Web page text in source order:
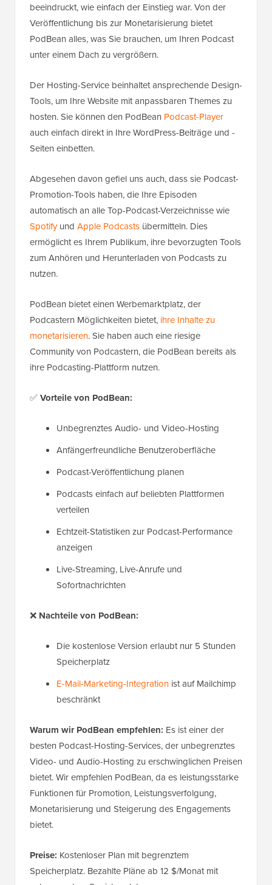
beeindruckt, wie einfach der Einstieg war. Von der
Veröffentlichung bis zur Monetarisierung bietet
PodBean alles, was Sie brauchen, um Ihren Podcast
unter einem Dach zu vergrößern.
Der Hosting-Service beinhaltet ansprechende Design-
Tools, um Ihre Website mit anpassbaren Themes zu
hosten. Sie können den PodBean Podcast-Player
auch einfach direkt in Ihre WordPress-Beiträge und -
Seiten einbetten.
Abgesehen davon gefiel uns auch, dass sie Podcast-
Promotion-Tools haben, die Ihre Episoden
automatisch an alle Top-Podcast-Verzeichnisse wie
Spotifyund Apple Podcasts übermitteln. Dies
ermöglicht es Ihrem Publikum, ihre bevorzugten Tools
zum Anhören und Herunterladen von Podcasts zu
nutzen.
PodBean bietet einen Werbemarktplatz, der
Podcastern Möglichkeiten bietet, ihre Inhalte zu
monetarisieren. Sie haben auch eine riesige
Community von Podcastern, die PodBean bereits als
ihre Podcasting-Plattform nutzen.
✅Vorteile von PodBean:
Unbegrenztes Audio- und Video-Hosting
Anfängerfreundliche Benutzeroberfläche
Podcast-Veröffentlichung planen
Podcasts einfach auf beliebten Plattformen
verteilen
Echtzeit-Statistiken zur Podcast-Performance
anzeigen
Live-Streaming, Live-Anrufe und
Sofortnachrichten
❌ Nachteile von PodBean:
Die kostenlose Version erlaubt nur 5 Stunden
Speicherplatz
E-Mail-Marketing-Integration ist auf Mailchimp
beschränkt
Warum wir PodBean empfehlen: Es ist einer der
besten Podcast-Hosting-Services, der unbegrenztes
Video- und Audio-Hosting zu erschwinglichen Preisen
bietet. Wir empfehlen PodBean, da es leistungsstarke
Funktionen für Promotion, Leistungsverfolgung,
Monetarisierung und Steigerung des Engagements
bietet.
Preise: Kostenloser Plan mit begrenztem
Speicherplatz. Bezahlte Pläne ab 12 $/Monat mit